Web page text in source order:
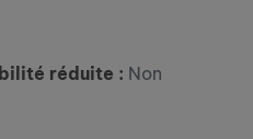
réduite : Non